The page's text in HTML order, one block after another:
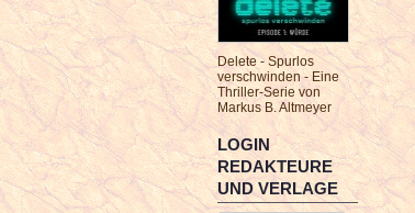
Delete - Spurlos
verschwinden - Eine
Thriller-Serie von
Markus B. Altmeyer
LOGIN
REDAKTEURE
UND VERLAGE